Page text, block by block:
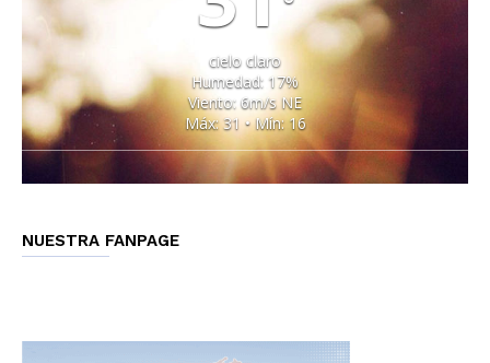
cielo claro
Humedad: 17%
Viento: 6m/s NE
Máx: 31 • Mín: 16
NUESTRA FANPAGE